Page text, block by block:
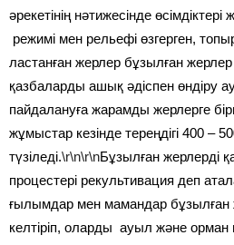
әрекетінің нәтижесінде
режимі мен рельефі өзгерген,
ластанған жерлер бұзылған
қазбаларды ашық әдіспен
пайдалануға жарамды жерлерге
жұмыстар кезінде тереңдігі 400 –
түзіледі.\r\n\r\nБұзылған жерлерді
процестері рекультивация деп
ғылымдар мен мамандар бұзылған
келтіріп, оларды ауыл және